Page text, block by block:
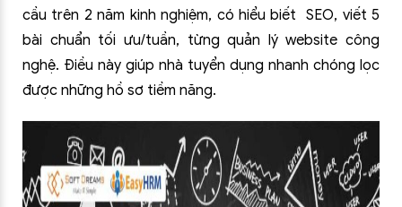
cầu trên 2 năm kinh nghiệm, có hiểu biết SEO, viết 5
bài chuẩn tối ưu/tuần, từng quản lý website công
nghệ. Điều này giúp nhà tuyển dụng nhanh chóng lọc
được những hồ sơ tiềm năng.